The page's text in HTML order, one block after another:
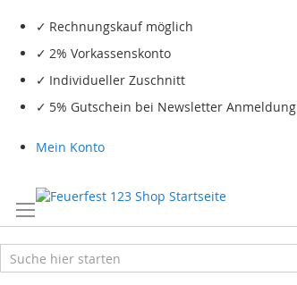
Rechnungskauf möglich
2% Vorkassenskonto
Individueller Zuschnitt
5% Gutschein bei Newsletter Anmeldung
Mein Konto